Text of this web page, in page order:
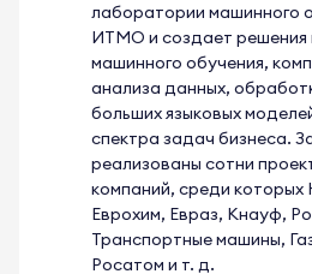
лаборатории машинного
ИТМО и создает решения
машинного обучения,
анализа данных,
больших языковых
спектра задач бизнеса.
реализованы сотни
компаний, среди которых
Еврохим, Евраз, Кнауф,
Транспортные машины,
Росатом и т. д.